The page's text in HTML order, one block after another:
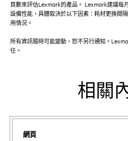
頁數來評估Lexmark的產品。 Lexmark建議每
設備性能，具體取決於以下因素：耗材更換間
用情況。
所有資訊隨時可能變動，恕不另行通知。
任。
相關
網頁